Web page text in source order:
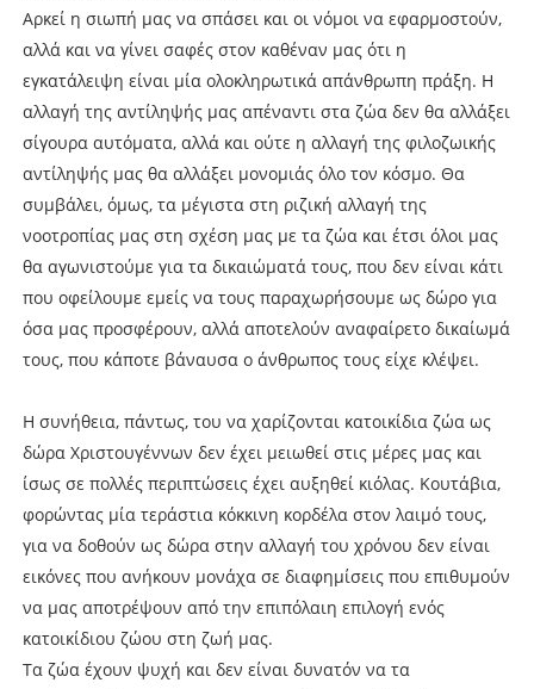
Αρκεί η σιωπή μας να σπάσει και οι νόμοι να εφαρμοστούν,
αλλά και να γίνει σαφές στον καθέναν μας ότι η
εγκατάλειψη είναι μία ολοκληρωτικά απάνθρωπη πράξη. Η
αλλαγή της αντίληψής μας απέναντι στα ζώα δεν θα αλλάξει
σίγουρα αυτόματα, αλλά και ούτε η αλλαγή της φιλοζωικής
αντίληψής μας θα αλλάξει μονομιάς όλο τον κόσμο. Θα
συμβάλει, όμως, τα μέγιστα στη ριζική αλλαγή της
νοοτροπίας μας στη σχέση μας με τα ζώα και έτσι όλοι μας
θα αγωνιστούμε για τα δικαιώματά τους, που δεν είναι κάτι
που οφείλουμε εμείς να τους παραχωρήσουμε ως δώρο για
όσα μας προσφέρουν, αλλά αποτελούν αναφαίρετο δικαίωμά
τους, που κάποτε βάναυσα ο άνθρωπος τους είχε κλέψει.
Η συνήθεια, πάντως, του να χαρίζονται κατοικίδια ζώα ως
δώρα Χριστουγέννων δεν έχει μειωθεί στις μέρες μας και
ίσως σε πολλές περιπτώσεις έχει αυξηθεί κιόλας. Κουτάβια,
φορώντας μία τεράστια κόκκινη κορδέλα στον λαιμό τους,
για να δοθούν ως δώρα στην αλλαγή του χρόνου δεν είναι
εικόνες που ανήκουν μονάχα σε διαφημίσεις που επιθυμούν
να μας αποτρέψουν από την επιπόλαιη επιλογή ενός
κατοικίδιου ζώου στη ζωή μας.
Τα ζώα έχουν ψυχή και δεν είναι δυνατόν να τα